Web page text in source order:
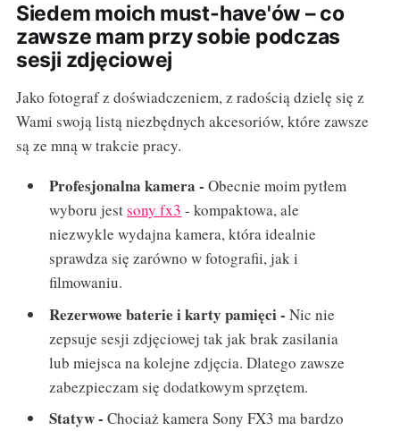
Siedem moich must-have'ów – co
zawsze mam przy sobie podczas
sesji zdjęciowej
Jako fotograf z doświadczeniem, z radością dzielę się z
Wami swoją listą niezbędnych akcesoriów, które zawsze
są ze mną w trakcie pracy.
Profesjonalna kamera -Obecnie moim pytłem
wyboru jestsony fx3 - kompaktowa, ale
niezwykle wydajna kamera, która idealnie
sprawdza się zarówno w fotografii, jak i
filmowaniu.
Rezerwowe baterie i karty pamięci -Nic nie
zepsuje sesji zdjęciowej tak jak brak zasilania
lub miejsca na kolejne zdjęcia. Dlatego zawsze
zabezpieczam się dodatkowym sprzętem.
Statyw -Chociaż kamera Sony FX3 ma bardzo